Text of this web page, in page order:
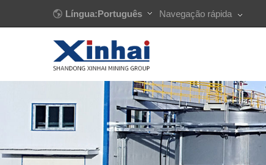
Língua:Português Navegação rápida